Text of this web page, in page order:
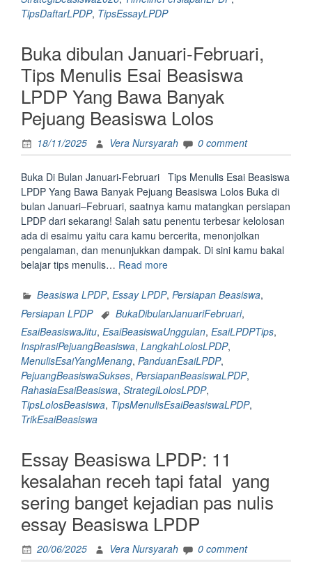
Gak
Persiapan
Beasiswa
LPDP
2026
Tahap
1”
TipsDaftarLPDP, TipsEssayLPDP
Buka dibulan Januari-Februari,
Tips Menulis Esai Beasiswa
LPDP Yang Bawa Banyak
Pejuang Beasiswa Lolos
18/11/2025 Vera Nursyarah 0 comment
Buka Di Bulan Januari-Februari Tips Menulis Esai Beasiswa
LPDP Yang Bawa Banyak Pejuang Beasiswa Lolos Buka di
bulan Januari–Februari, saatnya kamu matangkan persiapan
LPDP dari sekarang! Salah satu penentu terbesar kelolosan
ada di esaimu yaitu cara kamu bercerita, menonjolkan
pengalaman, dan menunjukkan dampak. Di sini kamu bakal
belajar tips menulis… Read more“Buka
Januari-
Februari,
Menulis
Esai
Beasiswa
LPDP
Yang
Bawa
Beasiswa
Lolos”
Beasiswa LPDP, Essay LPDP, Persiapan Beasiswa,
Persiapan LPDP
BukaDibulanJanuariFebruari,
EsaiBeasiswaJitu, EsaiBeasiswaUnggulan, EsaiLPDPTips,
InspirasiPejuangBeasiswa, LangkahLolosLPDP,
MenulisEsaiYangMenang, PanduanEsaiLPDP,
PejuangBeasiswaSukses, PersiapanBeasiswaLPDP,
RahasiaEsaiBeasiswa, StrategiLolosLPDP,
TipsLolosBeasiswa, TipsMenulisEsaiBeasiswaLPDP,
TrikEsaiBeasiswa
Essay Beasiswa LPDP: 11
kesalahan receh tapi fatal yang
sering banget kejadian pas nulis
essay Beasiswa LPDP
20/06/2025 Vera Nursyarah 0 comment